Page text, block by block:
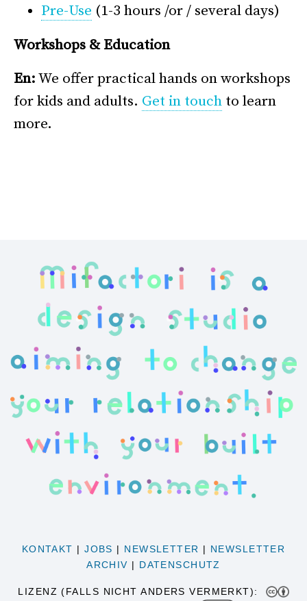
Pre-Use (1-3 hours /or / several days)
Workshops & Education
En:We offer practical hands on workshops
for kids and adults. Get in touch to learn
more.
KONTAKT |JOBS | NEWSLETTER | NEWSLETTER
ARCHIV | DATENSCHUTZ
LIZENZ (FALLS NICHT ANDERS VERMERKT):